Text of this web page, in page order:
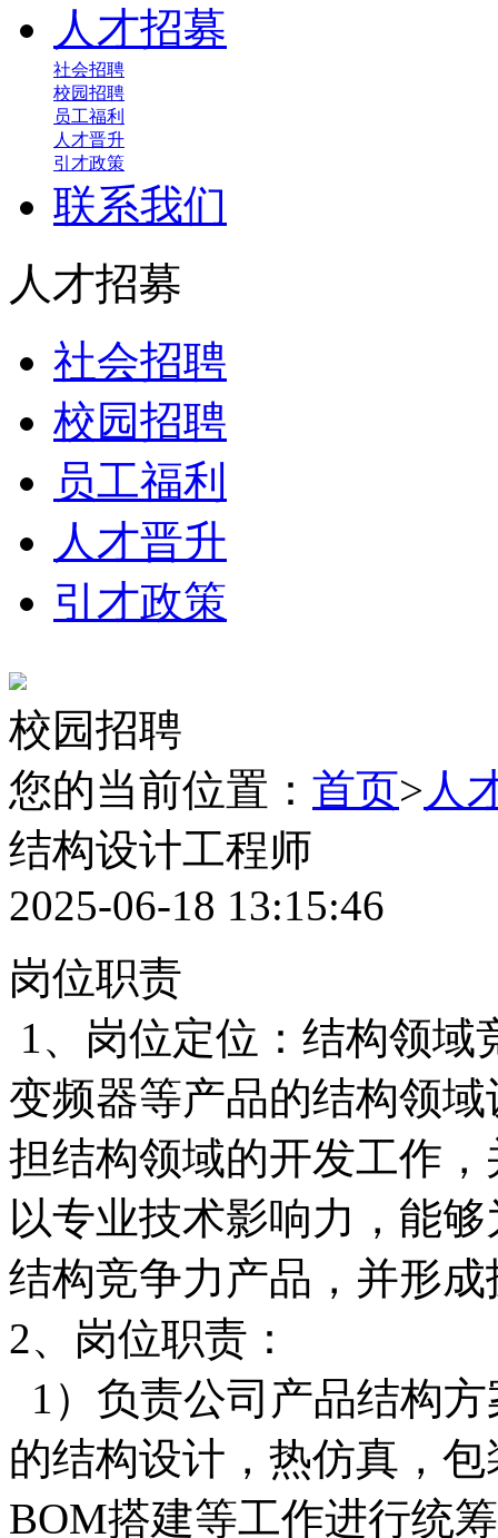
人才招募
社会招聘
校园招聘
员工福利
人才晋升
引才政策
联系我们
人才招募
社会招聘
校园招聘
员工福利
人才晋升
引才政策
校园招聘
您的当前位置： 首页>人
结构设计工程师
2025-06-18 13:15:46
岗位职责
1、岗位定位：结构领
变频器等产品的结构领
担结构领域的开发工作
以专业技术影响力，能
结构竞争力产品，并形
2、岗位职责：
1）负责公司产品结构
的结构设计，热仿真，
BOM搭建等工作进行统